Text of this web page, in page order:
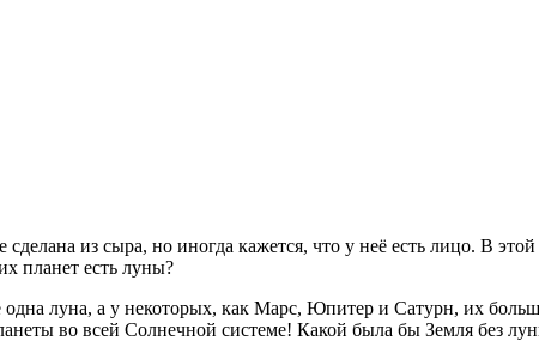
из сыра, но иногда кажется, что у неё есть лицо. В
планет есть луны?
луна, а у некоторых, как Марс, Юпитер и Сатурн, их
во всей Солнечной системе! Какой была бы Земля без